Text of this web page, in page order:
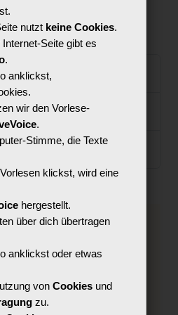
Software
besonders
gut für dich, Carina?
in REAPER erstaunlich
Programm ist ja sehr
gefühlt unzählige
nutzt keine Cookies.
Seite gibt es
.
anklickst,
wir den Vorlese-
.
Stimme, die Texte
klickst, wird eine
hergestellt.
über dich übertragen
anklickst oder etwas
von Cookiesund
zu.